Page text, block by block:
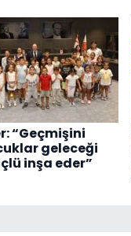
“Geçmişini
geleceği
inşa eder”